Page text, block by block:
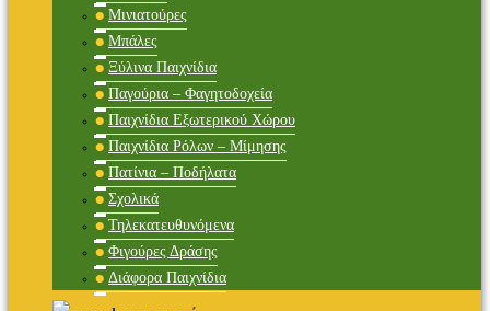
Μινιατούρες
Μπάλες
Ξύλινα Παιχνίδια
Παγούρια – Φαγητοδοχεία
Παιχνίδια Εξωτερικού Χώρου
Παιχνίδια Ρόλων – Μίμησης
Πατίνια – Ποδήλατα
Σχολικά
Τηλεκατευθυνόμενα
Φιγούρες Δράσης
Διάφορα Παιχνίδια